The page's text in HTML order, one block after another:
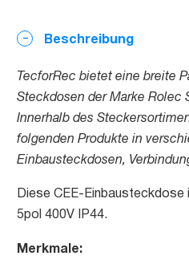
Beschreibung
TecforRec bietet eine breite
Steckdosen der Marke Rolec
Innerhalb des
folgenden Produkte in
Einbausteckdosen,
Diese CEE-
5pol 400V IP44.
Merkmale: